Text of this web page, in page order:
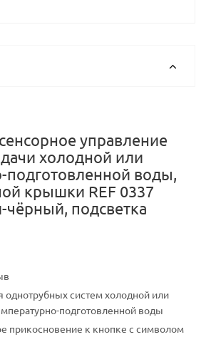
управление
холодной или
подготовленной воды,
крышки REF 0337
чёрный, подсветка
однотрубных систем холодной или
подготовленной воды
прикосновение к кнопке с символом